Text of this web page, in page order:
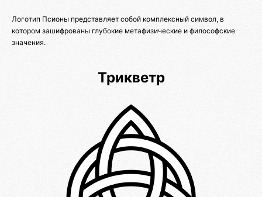
Логотип Псионы представляет собой комплексный символ, в
котором зашифрованы глубокие метафизические и философские
значения.
Трикветр